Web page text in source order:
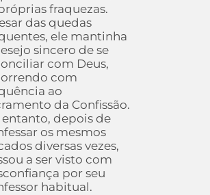
fraquezas.
das quedas
ele mantinha
sincero de se
com Deus,
com
ao
da Confissão.
entanto, depois de
os mesmos
diversas vezes,
a ser visto com
por seu
habitual.